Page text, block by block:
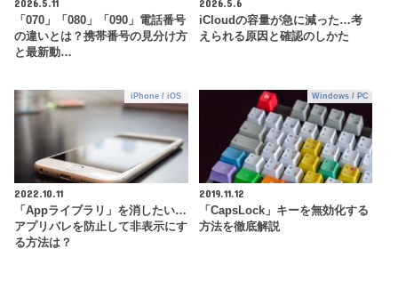
2026.5.11
「070」「080」「090」電話番号
の違いとは？携帯番号の見分け方
と最新動…
2026.5.6
iCloudの容量が急に減った…考
えられる原因と確認のしかた
iPhone / iOS
2022.10.11
「Appライブラリ」を消したい…
アプリバレを防止して非表示にす
る方法は？
Windows / PC
2019.11.12
「CapsLock」キーを無効化する
方法を徹底解説